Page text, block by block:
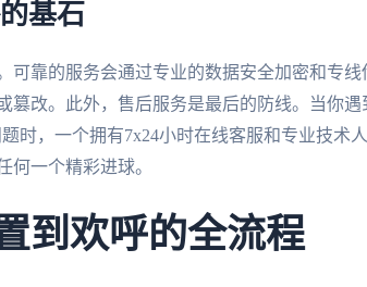
基石
可靠的服务会通过专业的数据安全加密和专
篡改。此外，售后服务是最后的防线。当你
时，一个拥有7x24小时在线客服和专业技术
何一个精彩进球。
到欢呼的全流程